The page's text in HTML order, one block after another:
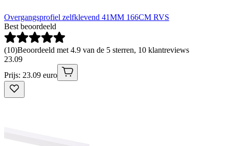
Overgangsprofiel zelfklevend 41MM 166CM RVS
Best beoordeeld
(10)Beoordeeld met 4.9 van de 5 sterren, 10 klantreviews
23.09
Prijs: 23.09 euro